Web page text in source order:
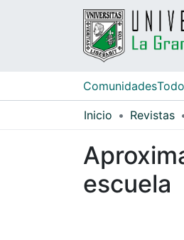
Comunidades
Inicio Revistas
escuela